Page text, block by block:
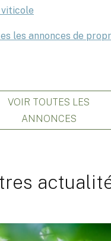
viticole
les annonces de
VOIR TOUTES LES
ANNONCES